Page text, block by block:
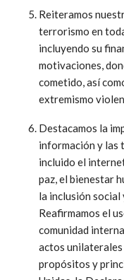
Reiteramos
terrorismo en
incluyendo su
motivaciones,
cometido, así
extremismo
Destacamos la
información y las
incluido el
paz, el bienestar
la inclusión social
Reafirmamos el
comunidad
actos unilaterales
propósitos y